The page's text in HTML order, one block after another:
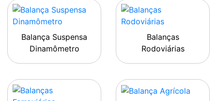
Balança Suspensa
Dinamômetro
Balanças
Rodoviárias